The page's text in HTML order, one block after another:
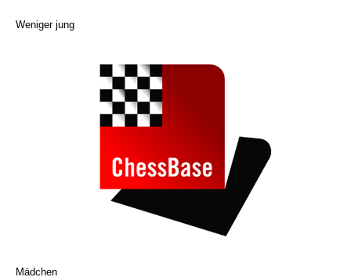
Weniger jung
Mädchen